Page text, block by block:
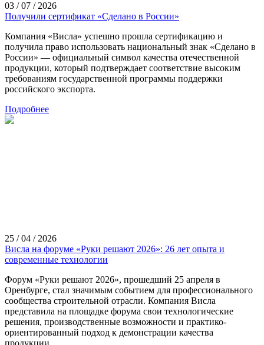
03 / 07 / 2026
Получили сертификат «Сделано в России»
Компания «Висла» успешно прошла сертификацию и
получила право использовать национальный знак «Сделано в
России» — официальный символ качества отечественной
продукции, который подтверждает соответствие высоким
требованиям государственной программы поддержки
российского экспорта.
Подробнее
25 / 04 / 2026
Висла на форуме «Руки решают 2026»: 26 лет опыта и
современные технологии
Форум «Руки решают 2026», прошедший 25 апреля в
Оренбурге, стал значимым событием для профессионального
сообщества строительной отрасли. Компания Висла
представила на площадке форума свои технологические
решения, производственные возможности и практико-
ориентированный подход к демонстрации качества